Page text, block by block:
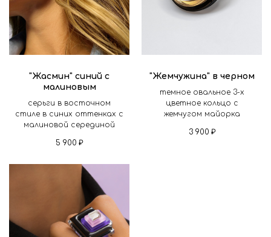
"Жасмин" синий с
малиновым
серьги в восточном
стиле в синих оттенках с
малиновой серединой
5 900 ₽
"Жемчужина" в черном
темное овальное 3-х
цветное кольцо с
жемчугом майорка
3 900 ₽